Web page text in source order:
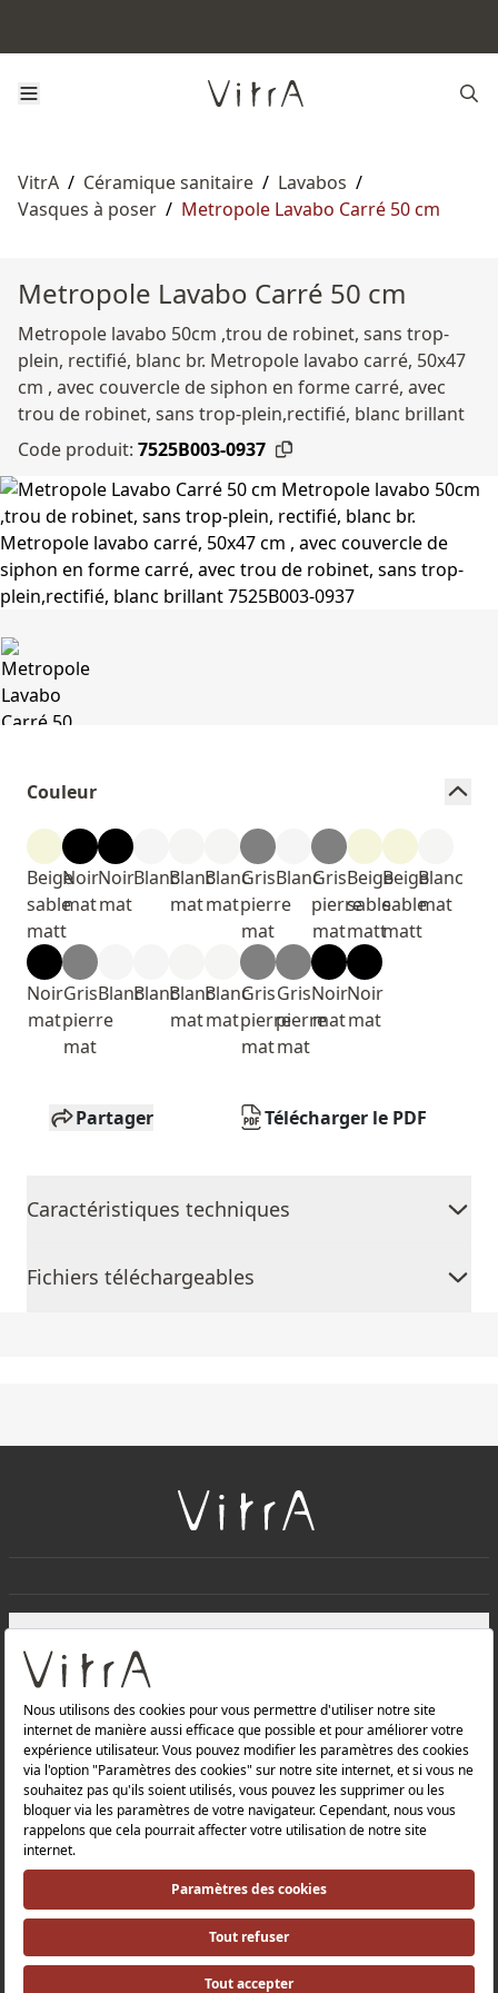
VitrA / Céramique sanitaire / Lavabos /
Vasques à poser / Metropole Lavabo Carré 50 cm
Metropole Lavabo Carré 50 cm
Metropole lavabo 50cm ,trou de robinet, sans trop-
plein, rectifié, blanc br. Metropole lavabo carré, 50x47
cm , avec couvercle de siphon en forme carré, avec
trou de robinet, sans trop-plein,rectifié, blanc brillant
Code produit: 7525B003-0937
Couleur
Beige
sable
matt
Noir
mat
Noir
mat
BlancBlanc
mat
Blanc
mat
Gris
pierre
mat
BlancGris
pierre
mat
Beige
sable
matt
Beige
sable
matt
Blanc
mat
Noir
mat
Gris
pierre
mat
BlancBlancBlanc
mat
Blanc
mat
Gris
pierre
mat
Gris
pierre
mat
Noir
mat
Noir
mat
Partager Télécharger le PDF
Caractéristiques techniques
Fichiers téléchargeables
Produits
Politique de confidentialité et politique de protection des
Politique de qualité |
Politique de santé et de sécurité au travail |
Politique environnementale |
Politique énergétique |Relations avec les investisseurs |
Relations avec les investisseurs |